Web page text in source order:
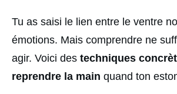
Tu as saisi le lien entre le ventre
émotions. Mais comprendre ne
agir. Voici des techniques
reprendre la main quand ton